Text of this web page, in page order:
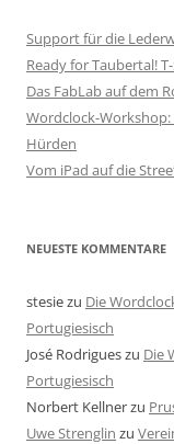
Support für die
Ready for Taubertal!
Das FabLab auf dem
Wordclock-
Hürden
Vom iPad auf die
NEUESTE KOMMENTARE
stesiezu Die
Portugiesisch
José Rodrigueszu Die
Portugiesisch
Norbert Kellnerzu
Uwe Strenglin zu